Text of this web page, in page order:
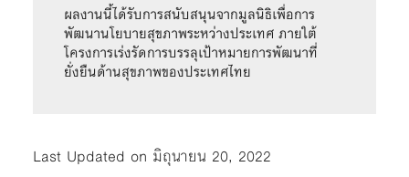
ผลงานนี้ได้รับการสนับสนุนจากมูลนิธิเพื่อการ
พัฒนานโยบายสุขภาพระหว่างประเทศ ภายใต้
โครงการเร่งรัดการบรรลุเป้าหมายการพัฒนาที่
ยั่งยืนด้านสุขภาพของประเทศไทย
Last Updated on มิถุนายน 20, 2022